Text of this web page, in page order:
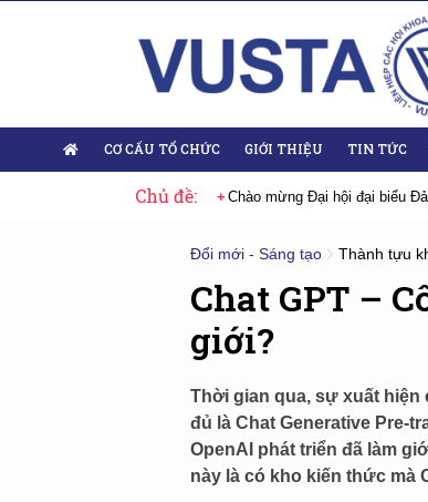
CƠ CẤU TỔ CHỨC GIỚI THIỆU TIN TỨC
Chủ đề:
Đại hội đại biểu Đảng bộ Liên hiệp Hội Việt Nam nhiệm kỳ
Đổi mới - Sáng tạo Thành tựu
Chat GPT –
giới?
Thời gian qua, sự xuất hiện
đủ là Chat Generative Pre-
OpenAI phát triển đã làm
này là có kho kiến thức mà